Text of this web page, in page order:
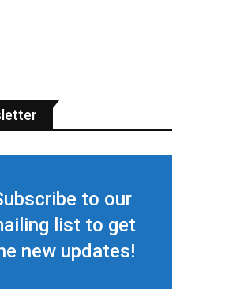
to our
list to get
new updates!